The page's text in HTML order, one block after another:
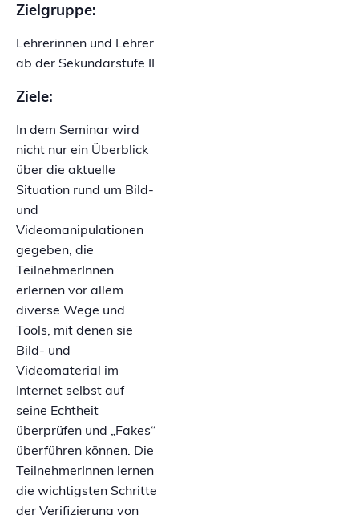
Zielgruppe:
Lehrerinnen und Lehrer
ab der Sekundarstufe II
Ziele:
In dem Seminar wird
nicht nur ein Überblick
über die aktuelle
Situation rund um Bild-
und
Videomanipulationen
gegeben, die
TeilnehmerInnen
erlernen vor allem
diverse Wege und
Tools, mit denen sie
Bild- und
Videomaterial im
Internet selbst auf
seine Echtheit
überprüfen und „Fakes“
überführen können. Die
TeilnehmerInnen lernen
die wichtigsten Schritte
der Verifizierung von